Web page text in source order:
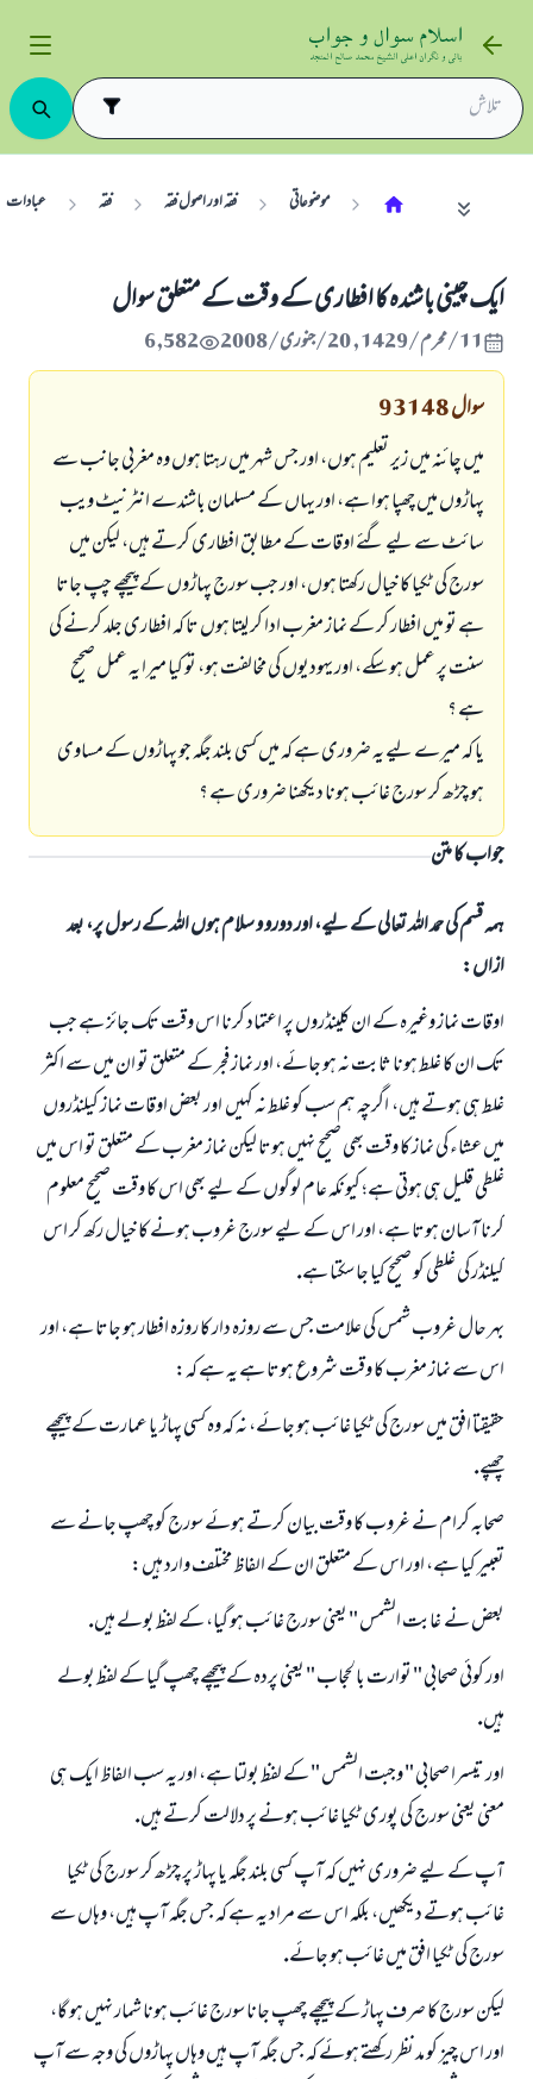
موضوعاتی فقہ اور اصول فقہ فقہ عبادات
ايك چينى باشندہ كا افطارى كے وقت كے متعلق سوال
11/محرم/1429 , 20/جنوری/2008 6,582
سوال93148
ميں چائنہ ميں زير تعليم ہوں، اور جس شہر ميں رہتا ہوں وہ مغربى جانب سے
پہاڑوں ميں چھپا ہوا ہے، اور يہاں كے مسلمان باشندے انٹرنيٹ ويب
سائٹ سے ليے گئے اوقات كے مطابق افطارى كرتے ہيں، ليكن ميں
سورج كى ٹكيا كا خيال ركھتا ہوں، اور جب سورج پہاڑوں كے پيچھے چپ جاتا
ہے تو ميں افطار كر كے نماز مغرب ادا كر ليتا ہوں تا كہ افطارى جلد كرنے كى
سنت پر عمل ہو سكے، اور يہوديوں كى مخالفت ہو، تو كيا ميرا يہ عمل صحيح
ہے ؟
يا كہ ميرے ليے يہ ضرورى ہے كہ ميں كسى بلند جگہ جو پہاڑوں كے مساوى
ہو چڑھ كر سورج غائب ہونا ديكھنا ضرورى ہے ؟
جواب کا متن
ہمہ قسم کی حمد اللہ تعالی کے لیے، اور دورو و سلام ہوں اللہ کے رسول پر، بعد
ازاں:
اوقات نماز وغيرہ كے ان كلينڈروں پر اعتماد كرنا اس وقت تك جائز ہے جب
تك ان كا غلط ہونا ثابت نہ ہو جائے، اور نماز فجر كے متعلق تو ان ميں سے اكثر
غلط ہى ہوتے ہيں، ـ اگرچہ ہم سب كو غلط نہ كہيں ـ اور بعض اوقات نماز كيلنڈروں
ميں عشاء كى نماز كا وقت بھى صحيح نہيں ہوتا ليكن نماز مغرب كے متعلق تو اس ميں
غلطى قليل ہى ہوتى ہے؛ كيونكہ عام لوگوں كے ليے بھى اس كا وقت صحيح معلوم
كرنا آسان ہوتا ہے، اور اس كے ليے سورج غروب ہونے كا خيال ركھ كر اس
كيلنڈر كى غلطى كو صحيح كيا جا سكتا ہے.
بہر حال غروب شمس كى علامت جس سے روزہ دار كا روزہ افطار ہو جاتا ہے، اور
اس سے نماز مغرب كا وقت شروع ہوتا ہے يہ ہے كہ:
حقيقتا افق ميں سورج كى ٹكيا غائب ہو جائے، نہ كہ وہ كسى پہاڑ يا عمارت كے پيچھے
چھپے.
صحابہ كرام نے غروب كا وقت بيان كرتے ہوئے سورج كو چھپ جانے سے
تعبير كيا ہے، اور اس كے متعلق ان كے الفاظ مختلف وارد ہيں:
بعض نے ـ غابت الشمس " يعنى سورج غائب ہو گيا، كے لفظ بولے ہيں.
اور كوئى صحابى " توارت بالحجاب " يعنى پردہ كے پيچھے چھپ گيا كے لفظ بولے
ہيں.
اور تيسرا صحابى " وجبت الشمس " كے لفظ بولتا ہے، اور يہ سب الفاظ ايك ہى
معنى يعنى سورج كى پورى ٹكيا غائب ہونے پر دلالت كرتے ہيں.
آپ كے ليے ضرورى نہيں كہ آپ كسى بلند جگہ يا پہاڑ پر چڑھ كر سورج كى ٹكيا
غائب ہوتے ديكھيں، بلكہ اس سے مراد يہ ہے كہ جس جگہ آپ ہيں، وہاں سے
سورج كى ٹكيا افق ميں غائب ہو جائے.
ليكن سورج كا صرف پہاڑ كے پيچھے چھپ جانا سورج غائب ہونا شمار نہيں ہو گا،
اور اس چيز كو مد نظر ركھتے ہوئے كہ جس جگہ آپ ہيں وہاں پہاڑوں كى وجہ سے آپ
جواب نمبر 110845 نے نکاح ٹوٹنے سے بچایا۔
امت مسلمہ کے واسطے جوابات پیش کرنے کے لیے ہماری مدد کریں
رسول اللہ صلی اللہ علیہ و سلم کا فرمان ہے:
نیکی کی رہنمائی کرنے والے کو بھی نیکی کرنے والے کے برابر اجر ملتا ہے۔